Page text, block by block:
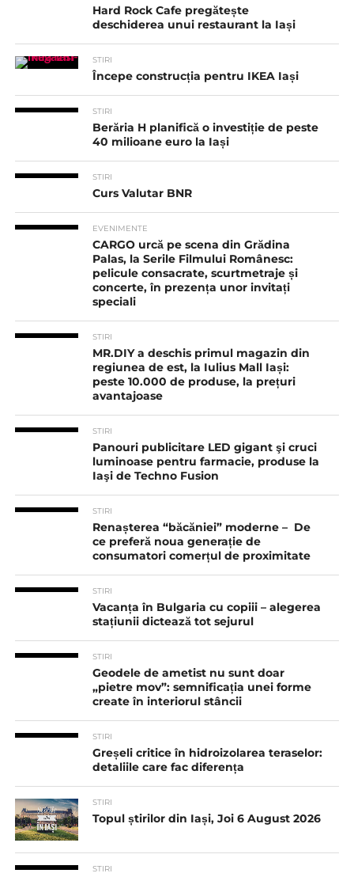
Hard Rock Cafe pregătește
deschiderea unui restaurant la Iași
STIRI
Începe construcția pentru IKEA Iași
STIRI
Berăria H planifică o investiție de peste
40 milioane euro la Iași
STIRI
Curs Valutar BNR
EVENIMENTE
CARGO urcă pe scena din Grădina
Palas, la Serile Filmului Românesc:
pelicule consacrate, scurtmetraje și
concerte, în prezența unor invitați
speciali
STIRI
MR.DIY a deschis primul magazin din
regiunea de est, la Iulius Mall Iași:
peste 10.000 de produse, la prețuri
avantajoase
STIRI
Panouri publicitare LED gigant şi cruci
luminoase pentru farmacie, produse la
Iaşi de Techno Fusion
STIRI
Renașterea “băcăniei” moderne – De
ce preferă noua generație de
consumatori comerțul de proximitate
STIRI
Vacanța în Bulgaria cu copiii – alegerea
stațiunii dictează tot sejurul
STIRI
Geodele de ametist nu sunt doar
„pietre mov”: semnificația unei forme
create în interiorul stâncii
STIRI
Greșeli critice în hidroizolarea teraselor:
detaliile care fac diferența
STIRI
Topul știrilor din Iași, Joi 6 August 2026
STIRI